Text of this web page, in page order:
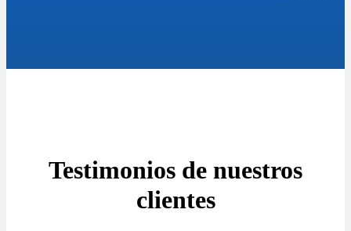
Testimonios de nuestros
clientes